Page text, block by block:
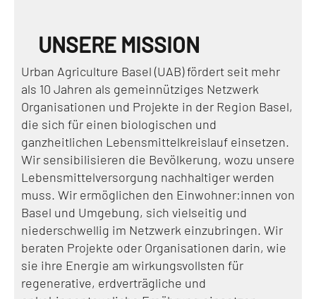
UNSERE MISSION
Urban Agriculture Basel (UAB) fördert seit mehr
als 10 Jahren als gemeinnütziges Netzwerk
Organisationen und Projekte in der Region Basel,
die sich für einen biologischen und
ganzheitlichen Lebensmittelkreislauf einsetzen.
Wir sensibilisieren die Bevölkerung, wozu unsere
Lebensmittelversorgung nachhaltiger werden
muss. Wir ermöglichen den Einwohner:innen von
Basel und Umgebung, sich vielseitig und
niederschwellig im Netzwerk einzubringen. Wir
beraten Projekte oder Organisationen darin, wie
sie ihre Energie am wirkungsvollsten für
regenerative, erdverträgliche und